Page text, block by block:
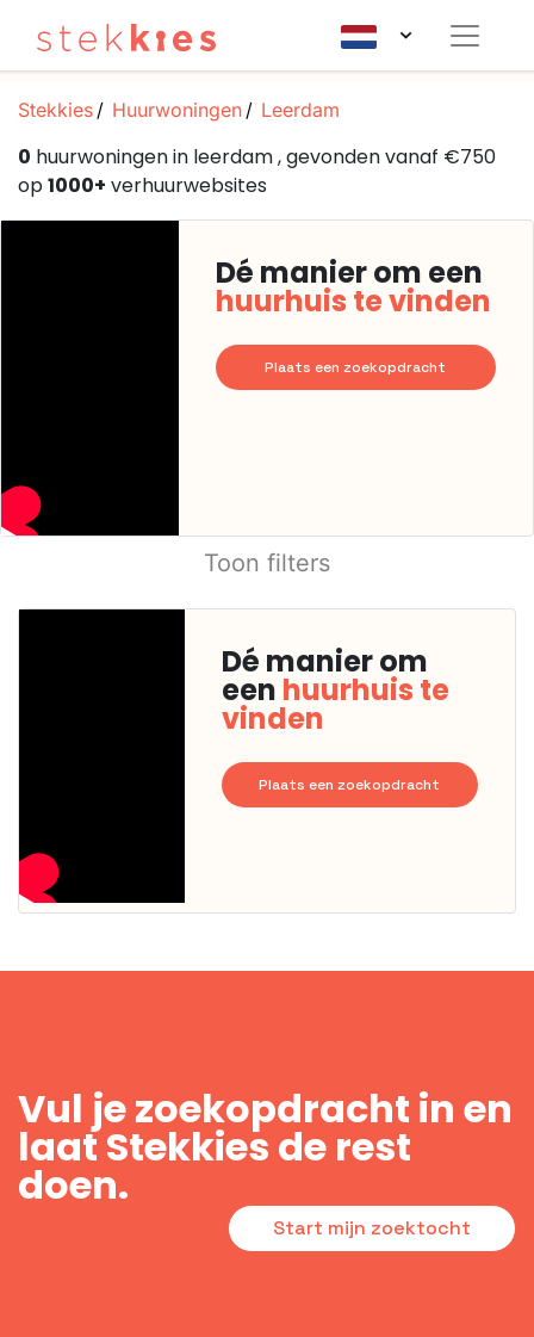
Stekkies Huurwoningen Leerdam
0 huurwoningen in leerdam , gevonden vanaf €750
op1000+ verhuurwebsites
Dé manier om een
huurhuis te vinden
Plaats een zoekopdracht
Toon filters
Dé manier om
een huurhuis te
vinden
Plaats een zoekopdracht
Vul je zoekopdracht in en
laat Stekkies de rest
doen.
Start mijn zoektocht